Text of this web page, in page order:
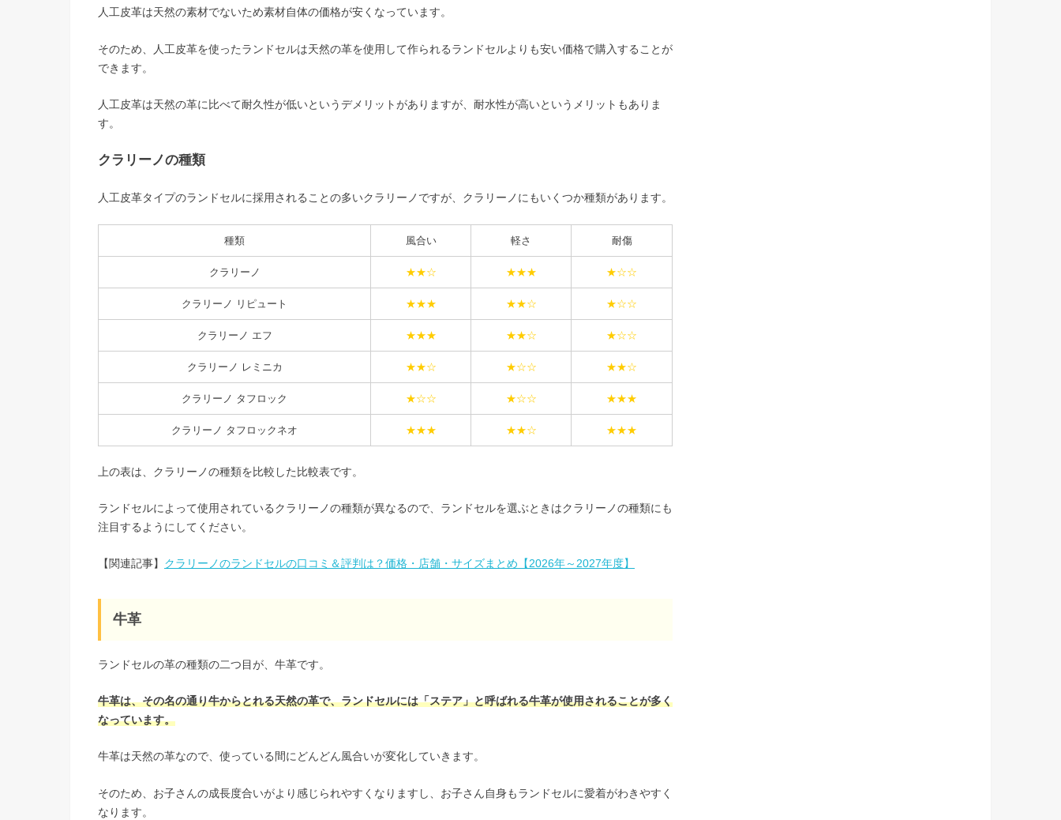
人工皮革は天然の素材でないため素材自体の価格が安くなっています。
そのため、人工皮革を使ったランドセルは天然の革を使用して作られるランドセルよりも安い価格で購入することが
できます。
人工皮革は天然の革に比べて耐久性が低いというデメリットがありますが、耐水性が高いというメリットもありま
す。
クラリーノの種類
人工皮革タイプのランドセルに採用されることの多いクラリーノですが、クラリーノにもいくつか種類があります。
種類 風合い 軽さ 耐傷
クラリーノ ★★☆ ★★★ ★☆☆
クラリーノ リピュート ★★★ ★★☆ ★☆☆
クラリーノ エフ ★★★ ★★☆ ★☆☆
クラリーノ レミニカ ★★☆ ★☆☆ ★★☆
クラリーノ タフロック ★☆☆ ★☆☆ ★★★
クラリーノ タフロックネオ ★★★ ★★☆ ★★★
上の表は、クラリーノの種類を比較した比較表です。
ランドセルによって使用されているクラリーノの種類が異なるので、ランドセルを選ぶときはクラリーノの種類にも
注目するようにしてください。
【関連記事】 クラリーノのランドセルの口コミ＆評判は？価格・店舗・サイズまとめ【2026年～2027年度】
牛革
ランドセルの革の種類の二つ目が、牛革です。
牛革は、その名の通り牛からとれる天然の革で、ランドセルには「ステア」と呼ばれる牛革が使用されることが多く
なっています。
牛革は天然の革なので、使っている間にどんどん風合いが変化していきます。
そのため、お子さんの成長度合いがより感じられやすくなりますし、お子さん自身もランドセルに愛着がわきやすく
なります。